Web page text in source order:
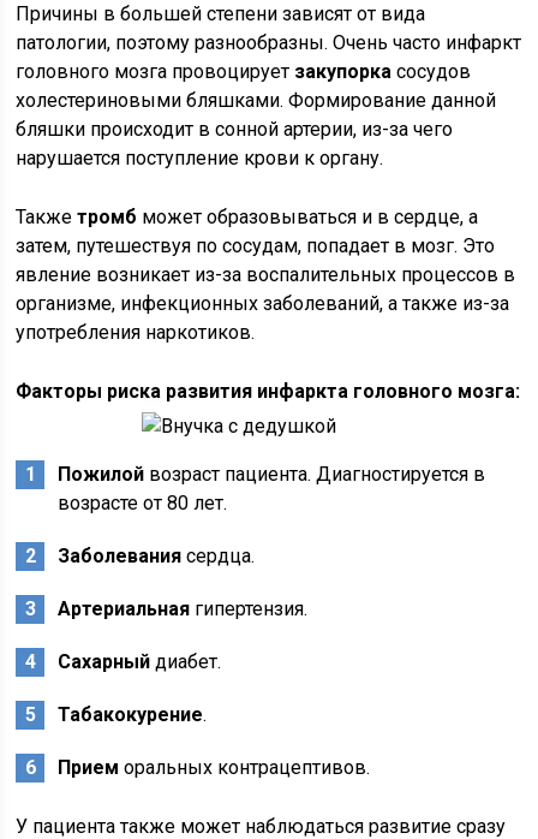
Причины в большей степени зависят от вида
патологии, поэтому разнообразны. Очень часто инфаркт
головного мозга провоцирует закупорка сосудов
холестериновыми бляшками. Формирование данной
бляшки происходит в сонной артерии, из-за чего
нарушается поступление крови к органу.
Такжетромб может образовываться и в сердце, а
затем, путешествуя по сосудам, попадает в мозг. Это
явление возникает из-за воспалительных процессов в
организме, инфекционных заболеваний, а также из-за
употребления наркотиков.
Факторы риска развития инфаркта головного мозга:
Пожилой возраст пациента. Диагностируется в
возрасте от 80 лет.
Заболевания сердца.
Артериальная гипертензия.
Сахарный диабет.
Табакокурение.
Прием оральных контрацептивов.
У пациента также может наблюдаться развитие сразу